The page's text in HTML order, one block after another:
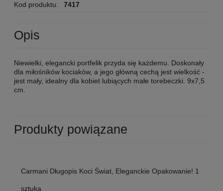
Kod produktu: 7417
Opis
Niewielki, elegancki portfelik przyda się każdemu. Doskonały
dla miłośników kociaków, a jego główną cechą jest wielkość -
jest mały, idealny dla kobiet lubiących małe torebeczki. 9x7,5
cm.
Produkty powiązane
Carmani Długopis Koci Świat, Eleganckie Opakowanie! 1
sztuka